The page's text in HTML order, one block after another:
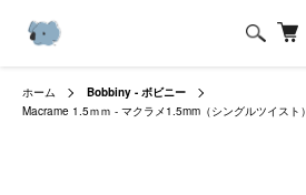
ホーム
Bobbiny - ボビニー
Macrame 1.5ｍｍ - マクラメ1.5mm（シングルツイスト）